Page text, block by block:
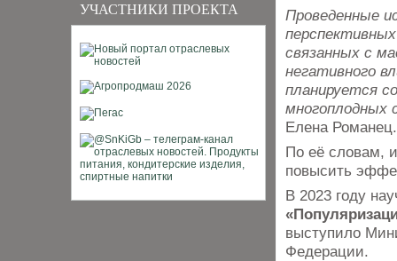
УЧАСТНИКИ ПРОЕКТА
Проведенные
связанных с
негативного
планируется
многоплодных
Елена Романец.
По её словам,
повысить
В 2023 году
выступило
Федерации.